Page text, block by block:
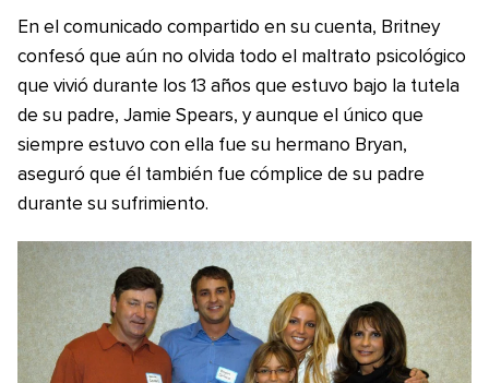
En el comunicado compartido en su cuenta, Britney
confesó que aún no olvida todo el maltrato psicológico
que vivió durante los 13 años que estuvo bajo la tutela
de su padre, Jamie Spears, y aunque el único que
siempre estuvo con ella fue su hermano Bryan,
aseguró que él también fue cómplice de su padre
durante su sufrimiento.